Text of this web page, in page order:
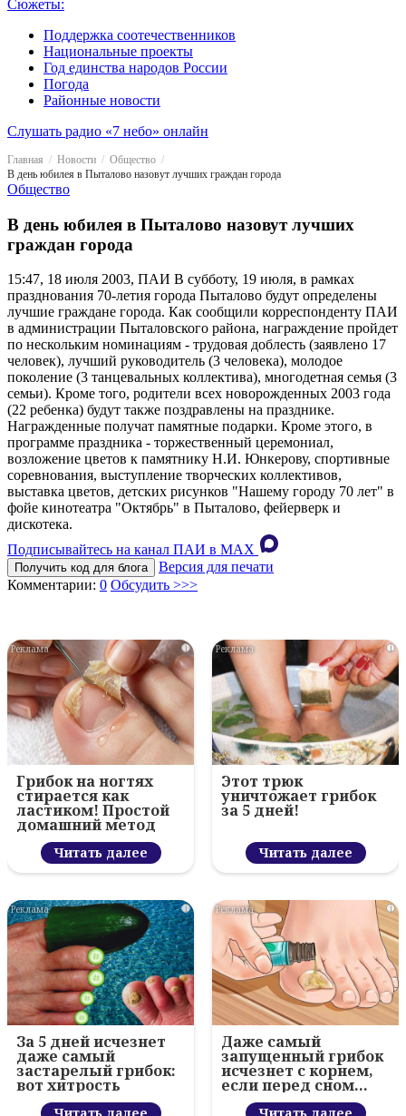
Сюжеты:
Поддержка соотечественников
Национальные проекты
Год единства народов России
Погода
Районные новости
Слушать радио «7 небо» онлайн
Главная Новости
Общество
В день юбилея в Пыталово назовут лучших граждан города
Общество
В день юбилея в Пыталово назовут лучших
граждан города
15:47, 18 июля 2003, ПАИ В субботу, 19 июля, в рамках
празднования 70-летия города Пыталово будут определены
лучшие граждане города. Как сообщили корреспонденту ПАИ
в администрации Пыталовского района, награждение пройдет
по нескольким номинациям - трудовая доблесть (заявлено 17
человек), лучший руководитель (3 человека), молодое
поколение (3 танцевальных коллектива), многодетная семья (3
семьи). Кроме того, родители всех новорожденных 2003 года
(22 ребенка) будут также поздравлены на празднике.
Награжденные получат памятные подарки. Кроме этого, в
программе праздника - торжественный церемониал,
возложение цветов к памятнику Н.И. Юнкерову, спортивные
соревнования, выступление творческих коллективов,
выставка цветов, детских рисунков "Нашему городу 70 лет" в
фойе кинотеатра "Октябрь" в Пыталово, фейерверк и
дискотека.
Подписывайтесь на канал ПАИ в MAХ
Получить код для блога
Версия для печати
Комментарии: 0 Обсудить >>>
i
Грибок на ногтях
стирается как
ластиком! Простой
домашний метод
Читать далее
i
Этот трюк
уничтожает грибок
за 5 дней!
Читать далее
i
За 5 дней исчезнет
даже самый
застарелый грибок:
вот хитрость
i
Даже самый
запущенный грибок
исчезнет с корнем,
если перед сном…